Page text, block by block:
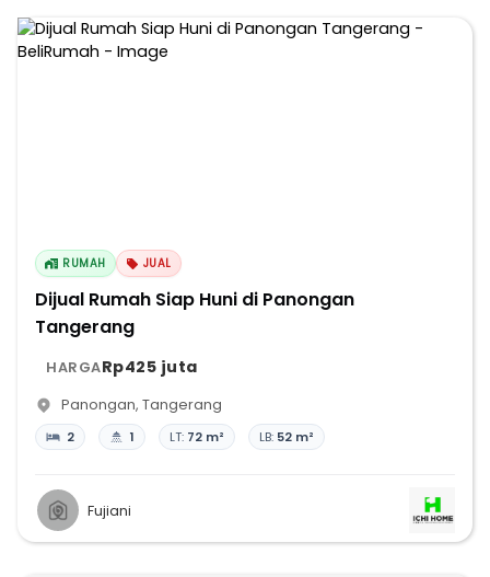
RUMAH JUAL
Dijual Rumah Siap Huni di Panongan
Tangerang
HARGARp425 juta
Panongan, Tangerang
2 1 LT: 72 m² LB: 52 m²
Fujiani